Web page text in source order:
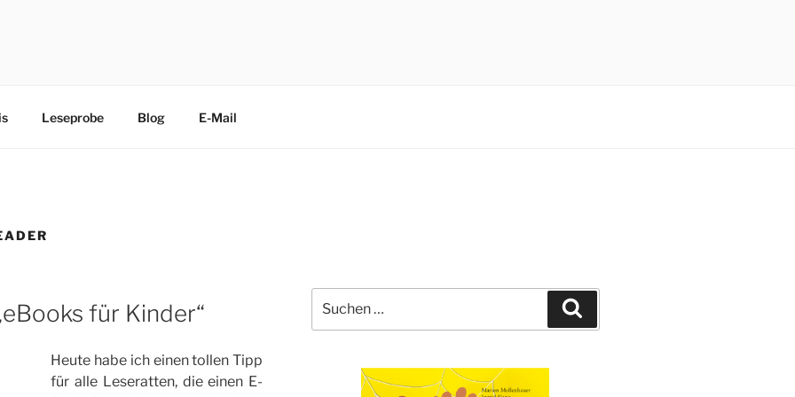
Leseprobe Blog E-Mail
für Kinder“
Heute habe ich einen tollen Tipp
für alle Leseratten, die einen E-
nach: